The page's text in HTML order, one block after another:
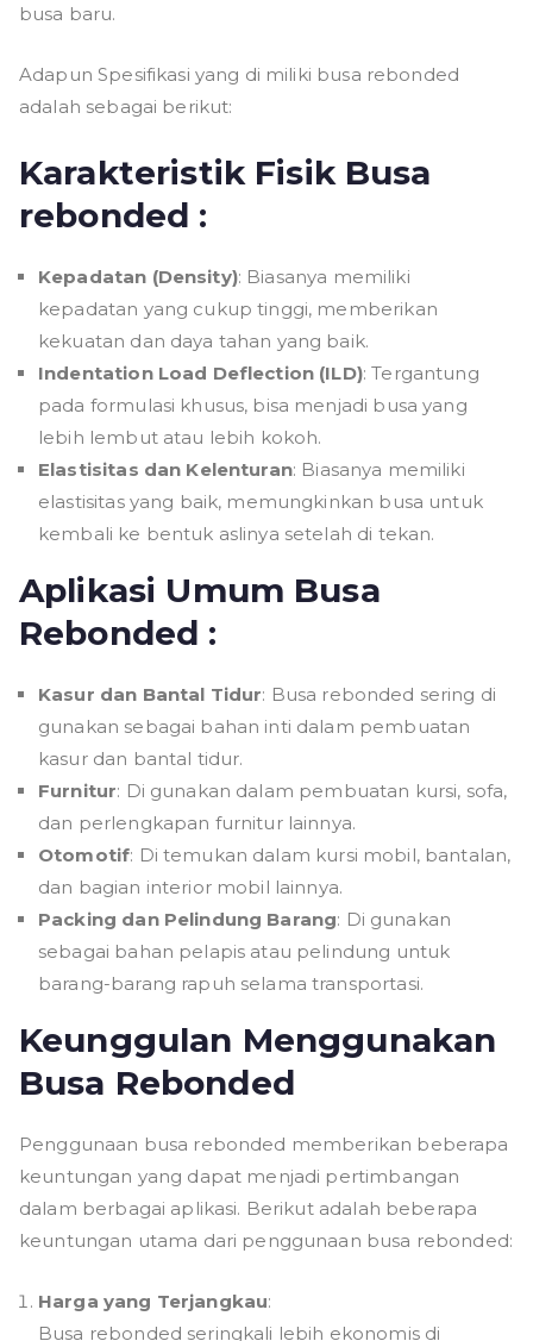
busa baru.
Adapun Spesifikasi yang di miliki busa rebonded
adalah sebagai berikut:
Karakteristik Fisik Busa
rebonded :
Kepadatan (Density): Biasanya memiliki
kepadatan yang cukup tinggi, memberikan
kekuatan dan daya tahan yang baik.
Indentation Load Deflection (ILD): Tergantung
pada formulasi khusus, bisa menjadi busa yang
lebih lembut atau lebih kokoh.
Elastisitas dan Kelenturan: Biasanya memiliki
elastisitas yang baik, memungkinkan busa untuk
kembali ke bentuk aslinya setelah di tekan.
Aplikasi Umum Busa
Rebonded :
Kasur dan Bantal Tidur: Busa rebonded sering di
gunakan sebagai bahan inti dalam pembuatan
kasur dan bantal tidur.
Furnitur: Di gunakan dalam pembuatan kursi, sofa,
dan perlengkapan furnitur lainnya.
Otomotif: Di temukan dalam kursi mobil, bantalan,
dan bagian interior mobil lainnya.
Packing dan Pelindung Barang: Di gunakan
sebagai bahan pelapis atau pelindung untuk
barang-barang rapuh selama transportasi.
Keunggulan Menggunakan
Busa Rebonded
Penggunaan busa rebonded memberikan beberapa
keuntungan yang dapat menjadi pertimbangan
dalam berbagai aplikasi. Berikut adalah beberapa
keuntungan utama dari penggunaan busa rebonded:
Harga yang Terjangkau:
Busa rebonded seringkali lebih ekonomis di